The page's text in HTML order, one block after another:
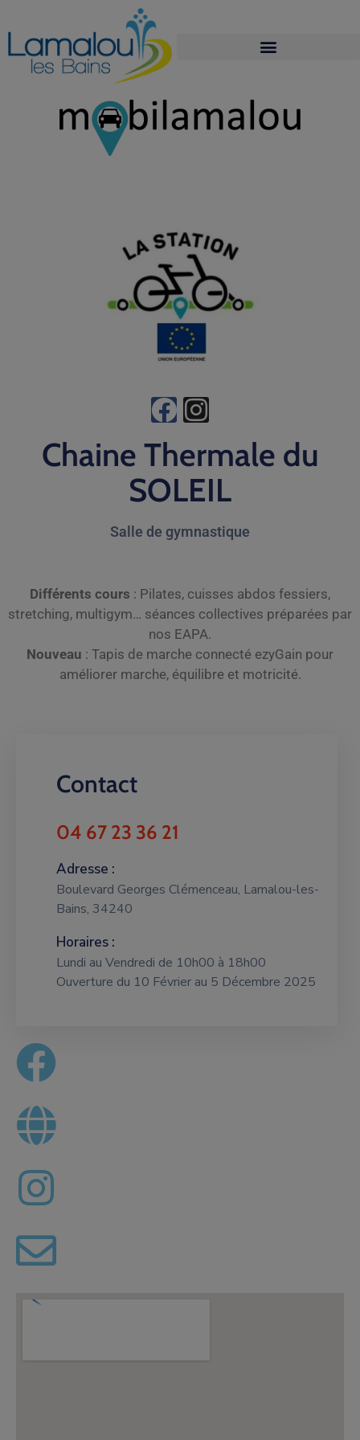
Chaine Thermale du
SOLEIL
Salle de gymnastique
Différents cours : Pilates, cuisses abdos fessiers,
stretching, multigym… séances collectives préparées par
nos EAPA.
Nouveau : Tapis de marche connecté ezyGain pour
améliorer marche, équilibre et motricité.
Contact
04 67 23 36 21
Adresse :
Boulevard Georges Clémenceau, Lamalou-les-
Bains, 34240
Horaires :
Lundi au Vendredi de 10h00 à 18h00
Ouverture du 10 Février au 5 Décembre 2025